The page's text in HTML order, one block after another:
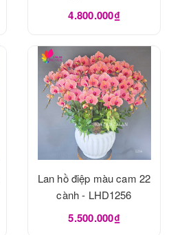
4.800.000₫
Lan hồ điệp màu cam 22
cành - LHD1256
5.500.000₫